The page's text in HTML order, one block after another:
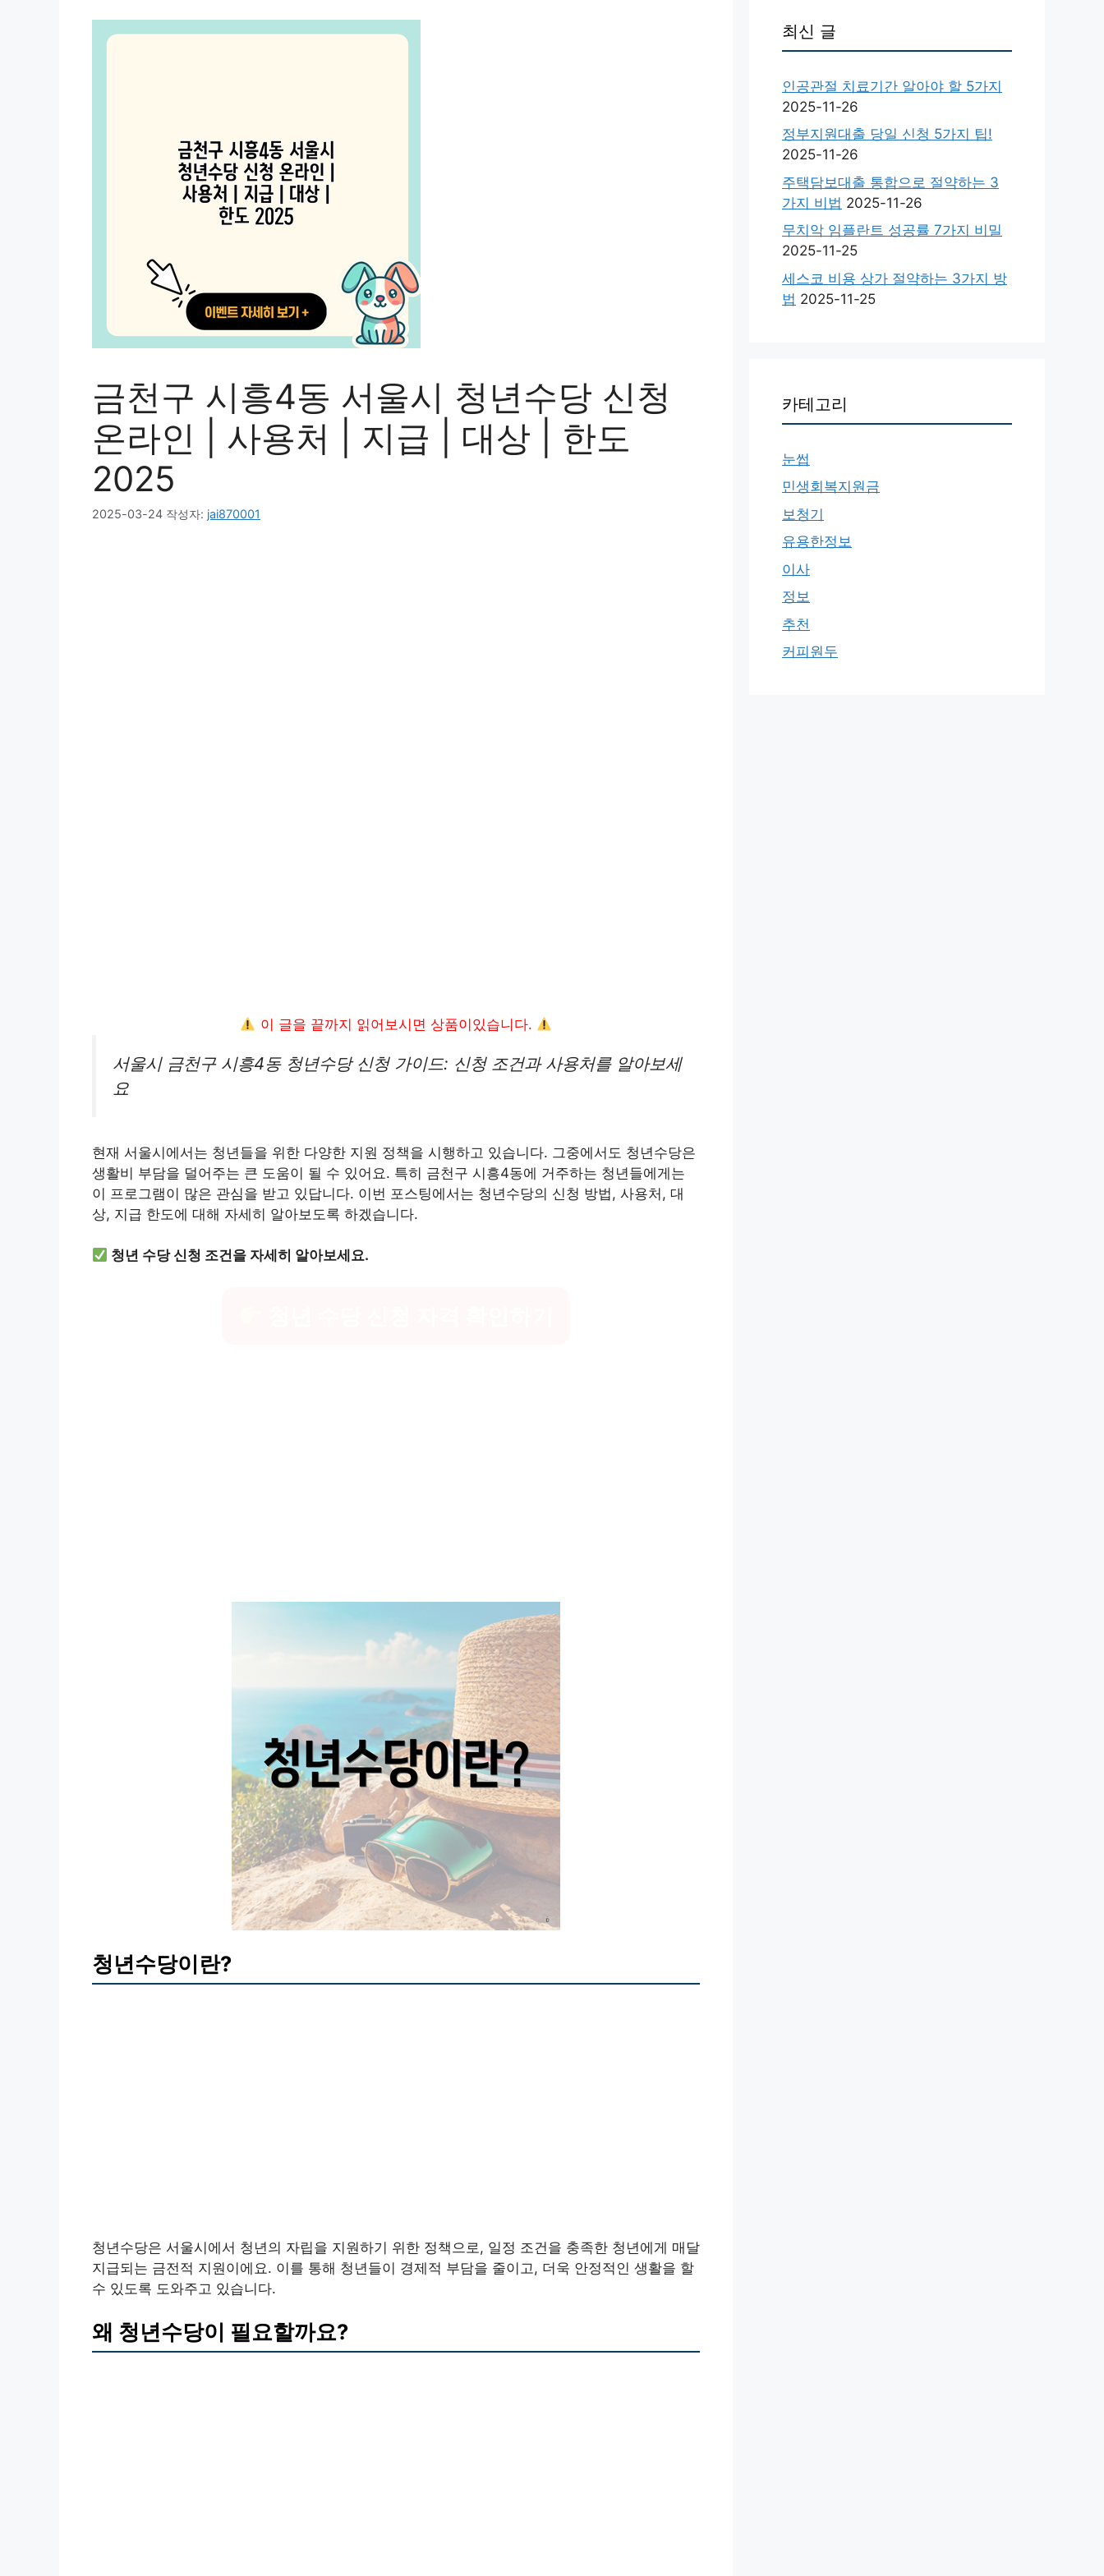
금천구 시흥4동 서울시 청년수당 신청
온라인 | 사용처 | 지급 | 대상 | 한도
2025
2025-03-24 작성자: jai870001
이 글을 끝까지 읽어보시면 상품이있습니다.
서울시 금천구 시흥4동 청년수당 신청 가이드: 신청 조건과 사용처를 알아보세
요
현재 서울시에서는 청년들을 위한 다양한 지원 정책을 시행하고 있습니다. 그중에서도 청년수당은
생활비 부담을 덜어주는 큰 도움이 될 수 있어요. 특히 금천구 시흥4동에 거주하는 청년들에게는
이 프로그램이 많은 관심을 받고 있답니다. 이번 포스팅에서는 청년수당의 신청 방법, 사용처, 대
상, 지급 한도에 대해 자세히 알아보도록 하겠습니다.
청년 수당 신청 조건을 자세히 알아보세요.
청년수당이란?
청년수당은 서울시에서 청년의 자립을 지원하기 위한 정책으로, 일정 조건을 충족한 청년에게 매달
지급되는 금전적 지원이에요. 이를 통해 청년들이 경제적 부담을 줄이고, 더욱 안정적인 생활을 할
수 있도록 도와주고 있습니다.
왜 청년수당이 필요할까요?
최신 글
인공관절 치료기간 알아야 할 5가지
2025-11-26
정부지원대출 당일 신청 5가지 팁!
2025-11-26
주택담보대출 통합으로 절약하는 3
가지 비법 2025-11-26
무치악 임플란트 성공률 7가지 비밀
2025-11-25
세스코 비용 상가 절약하는 3가지 방
법 2025-11-25
카테고리
눈썹
민생회복지원금
보청기
유용한정보
이사
정보
추천
커피원두